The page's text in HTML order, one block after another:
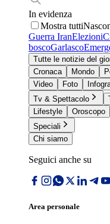
In evidenza
Mostra tutti
Guerra IranElezioni
boscoGarlasco
Tutte le notizie del
Cronaca
Mondo
Video
Foto
Tv & Spettacolo
Lifestyle
Oroscopo
Speciali
Chi siamo
Seguici anche su
Area personale